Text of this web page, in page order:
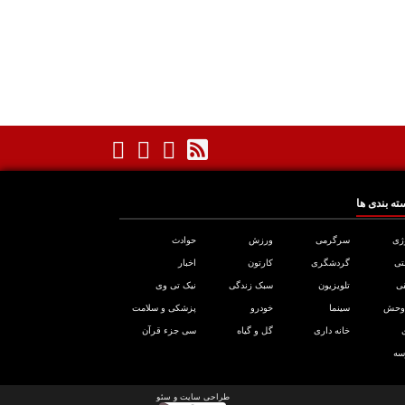
بندی ها
سرگرمی ورزش حوادث
گردشگری کارتون اخبار
تلویزیون سبک زندگی نیک تی وی
وحش سینما خودرو پزشکی و سلامت
خانه داری گل و گیاه سی جزء قرآن
طراحی سایت و سئو